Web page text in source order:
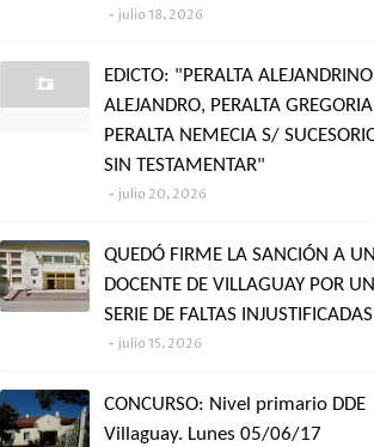
julio 18, 2026
EDICTO: "PERALTA
ALEJANDRO, PERALTA
PERALTA NEMECIA S/
SIN TESTAMENTAR"
julio 20, 2026
QUEDÓ FIRME LA SANCIÓN A UN
DOCENTE DE VILLAGUAY POR
SERIE DE FALTAS INJUSTIFICADAS
julio 15, 2026
CONCURSO: Nivel primario DDE
Villaguay. Lunes 05/06/17